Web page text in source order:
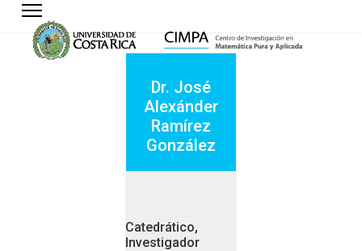
Dr. José
Alexánder
Ramírez
González
Catedrático,
Investigador